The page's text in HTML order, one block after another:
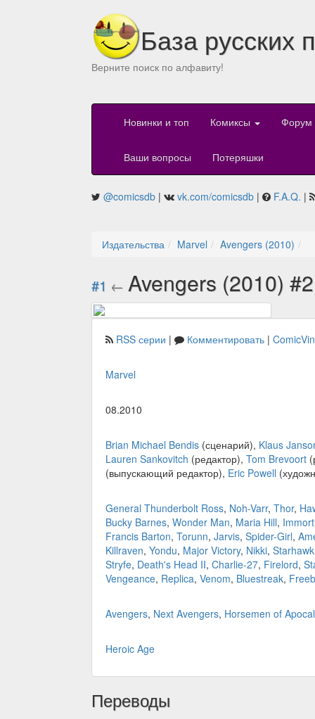
База русских
Верните поиск по алфавиту!
Новинки и топ Комиксы Форум
Ваши вопросы Потеряшки
@comicsdb | vk.com/comicsdb | F.A.Q. |
Издательства Marvel Avengers (2010)
#1 ← Avengers (2010)
RSS серии | Комментировать |
Marvel
08.2010
Brian Michael Bendis (сценарий), Klaus
Lauren Sankovitch (редактор), Tom Brevoort
(выпускающий редактор), Eric Powell
General Thunderbolt Ross, Noh-Varr, Thor,
Bucky Barnes, Wonder Man, Maria Hill,
Francis Barton, Torunn, Jarvis, Spider-Girl,
Killraven, Yondu, Major Victory, Nikki, Starhawk
Stryfe, Death's Head II, Charlie-27, Firelord,
Vengeance, Replica, Venom, Bluestreak,
Avengers, Next Avengers, Horsemen of
Heroic Age
Переводы